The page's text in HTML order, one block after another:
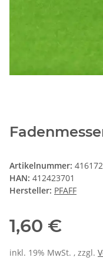
Artikelnummer:
HAN: 412423701
Hersteller: PFAFF
1,60 €
inkl. 19% MwSt. , zzgl.